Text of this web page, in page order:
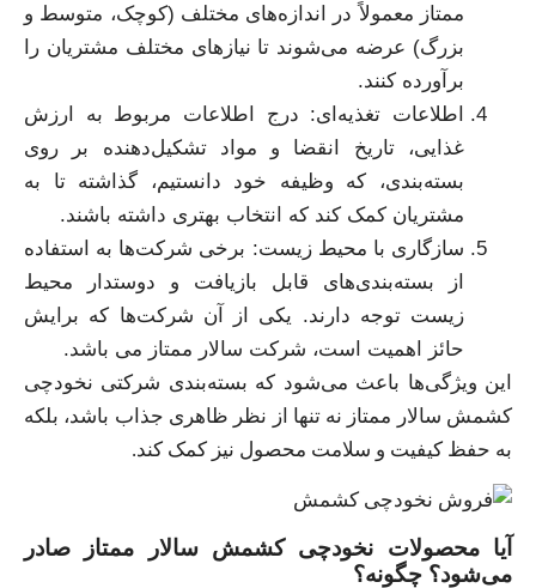
ممتاز معمولاً در اندازه‌های مختلف (کوچک، متوسط و
بزرگ) عرضه می‌شوند تا نیازهای مختلف مشتریان را
برآورده کنند.
اطلاعات تغذیه‌ای: درج اطلاعات مربوط به ارزش
غذایی، تاریخ انقضا و مواد تشکیل‌دهنده بر روی
بسته‌بندی، که وظیفه خود دانستیم، گذاشته تا به
مشتریان کمک کند که انتخاب بهتری داشته باشند.
سازگاری با محیط زیست: برخی شرکت‌ها به استفاده
از بسته‌بندی‌های قابل بازیافت و دوستدار محیط
زیست توجه دارند. یکی از آن شرکت‌ها که برایش
حائز اهمیت است، شرکت سالار ممتاز می باشد.
این ویژگی‌ها باعث می‌شود که بسته‌بندی شرکتی نخودچی
کشمش سالار ممتاز نه تنها از نظر ظاهری جذاب باشد، بلکه
به حفظ کیفیت و سلامت محصول نیز کمک کند.
آیا محصولات نخودچی کشمش سالار ممتاز صادر
می‌شود؟ چگونه؟